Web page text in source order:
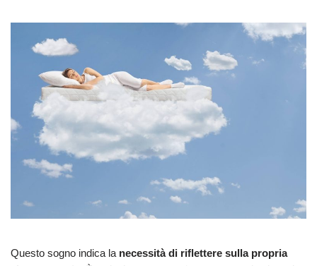
Questo sogno indica la necessità di riflettere sulla propria